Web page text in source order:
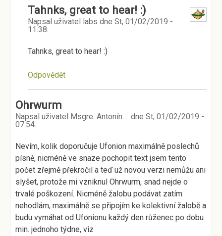
Tahnks, great to hear! :)
Napsal uživatel labs dne St, 01/02/2019 -
11:38.
Tahnks, great to hear! :)
Odpovědět
Ohrwurm
Napsal uživatel Msgre. Antonín ... dne St, 01/02/2019 -
07:54.
Nevím, kolik doporučuje Ufonion maximálně poslechů
písně, nicméně ve snaze pochopit text jsem tento
počet zřejmě překročil a teď už novou verzi nemůžu ani
slyšet, protože mi vzniknul Ohrwurm, snad nejde o
trvalé poškození. Nicméně žalobu podávat zatím
nehodlám, maximálně se připojím ke kolektivní žalobě a
budu vymáhat od Ufonionu každý den růženec po dobu
min. jednoho týdne, viz